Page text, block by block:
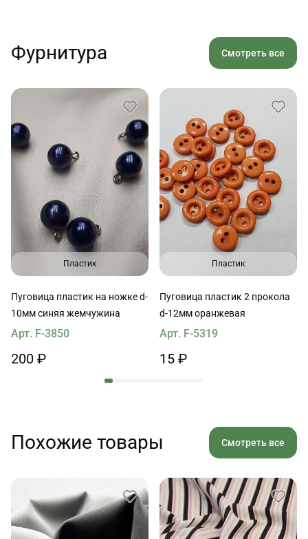
Фурнитура Смотреть все
Пластик
Пуговица пластик на ножке d-
10мм синяя жемчужина
Арт. F-3850
200 ₽
Пластик
Пуговица пластик 2 прокола
d-12мм оранжевая
Арт. F-5319
15 ₽
Похожие товары Смотреть все